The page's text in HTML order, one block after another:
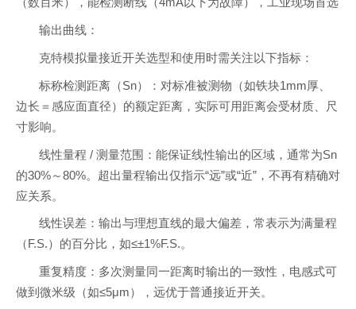
（数百米），能检测断线（4mA以下为故障），工业现场首选
输出曲线：
克特模拟量接近开关选型和使用时需关注以下指标：
标称检测距离（Sn）：对标准被测物（如铁块1mm厚、
边长＝感应面直径）的额定距离，实际可用距离会受材质、尺
寸影响。
线性量程 / 测量范围：能保证线性输出的区域，通常为Sn
的30%～80%。超出量程输出仅指示“远”或“近”，不再有精确对
应关系。
线性误差：输出与理想直线的最大偏差，常表示为满量程
（F.S.）的百分比，如≤±1%F.S.。
重复精度：多次测量同一距离时输出的一致性，电感式可
做到微米级（如≤5μm），远优于普通接近开关。